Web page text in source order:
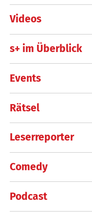
Videos
s+ im Überblick
Events
Rätsel
Leserreporter
Comedy
Podcast